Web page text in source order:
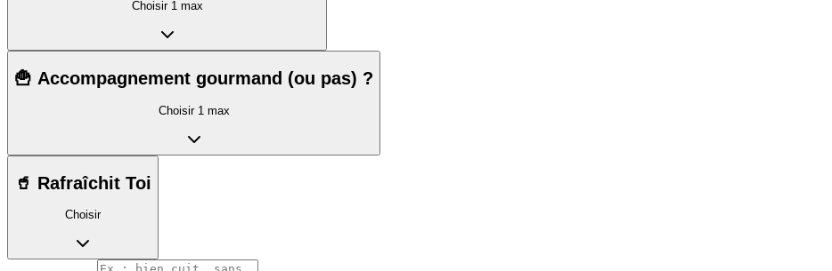
Choisir 1 max
🍟 Accompagnement gourmand (ou pas) ?
Choisir 1 max
🥤 Rafraîchit Toi
Choisir